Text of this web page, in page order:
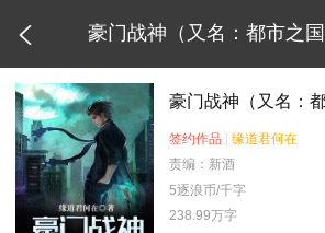
 豪门战神（又名：都市之国
豪门战神（又名：
签约作品 | 缘道君何在
责编：新酒
5逐浪币/千字
238.99万字